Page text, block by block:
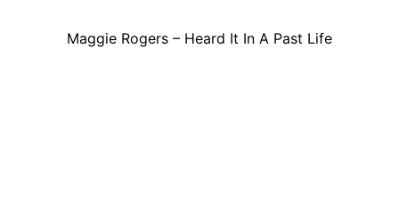
Maggie Rogers – Heard It In A Past Life